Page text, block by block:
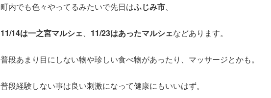
町内でも色々やってるみたいで先日はふじみ市、
11/14は一之宮マルシェ、 11/23はあったマルシェなどあります。
普段あまり目にしない物や珍しい食べ物があったり、マッサージとかも。
普段経験しない事は良い刺激になって健康にもいいはず。